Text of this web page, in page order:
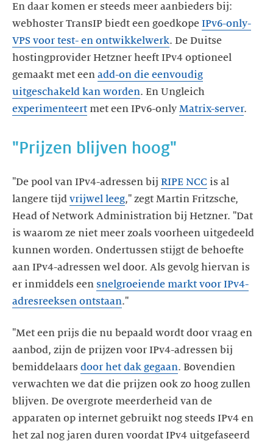
En daar komen er steeds meer aanbieders bij:
webhoster TransIP biedt een goedkope IPv6-only-
VPS voor test- en ontwikkelwerk. De Duitse
hostingprovider Hetzner heeft IPv4 optioneel
gemaakt met een add-on die eenvoudig
uitgeschakeld kan worden. En Ungleich
experimenteert met een IPv6-only Matrix-server.
"Prijzen blijven hoog"
"De pool van IPv4-adressen bij RIPE NCC is al
langere tijd vrijwel leeg," zegt Martin Fritzsche,
Head of Network Administration bij Hetzner. "Dat
is waarom ze niet meer zoals voorheen uitgedeeld
kunnen worden. Ondertussen stijgt de behoefte
aan IPv4-adressen wel door. Als gevolg hiervan is
er inmiddels een snelgroeiende markt voor IPv4-
adresreeksen ontstaan."
"Met een prijs die nu bepaald wordt door vraag en
aanbod, zijn de prijzen voor IPv4-adressen bij
bemiddelaars door het dak gegaan. Bovendien
verwachten we dat die prijzen ook zo hoog zullen
blijven. De overgrote meerderheid van de
apparaten op internet gebruikt nog steeds IPv4 en
het zal nog jaren duren voordat IPv4 uitgefaseerd